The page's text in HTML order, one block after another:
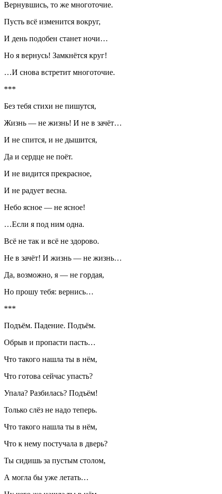
Вернувшись, то же многоточие.
Пусть всё изменится вокруг,
И день подобен станет ночи…
Но я вернусь! Замкнётся круг!
…И снова встретит многоточие.
***
Без тебя стихи не пишутся,
Жизнь — не жизнь! И не в зачёт…
И не спится, и не дышится,
Да и сердце не поёт.
И не видится прекрасное,
И не радует весна.
Небо ясное — не ясное!
…Если я под ним одна.
Всё не так и всё не здорово.
Не в зачёт! И жизнь — не жизнь…
Да, возможно, я — не гордая,
Но прошу тебя: вернись…
***
Подъём. Падение. Подъём.
Обрыв и пропасти пасть…
Что такого нашла ты в нём,
Что готова сейчас упасть?
Упала? Разбилась? Подъём!
Только слёз не надо теперь.
Что такого нашла ты в нём,
Что к нему постучала в дверь?
Ты сидишь за пустым столом,
А могла бы уже летать…